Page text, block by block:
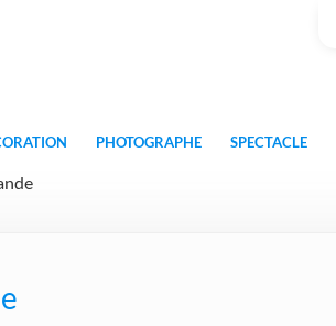
PHOTOGRAPHE SPECTACLE